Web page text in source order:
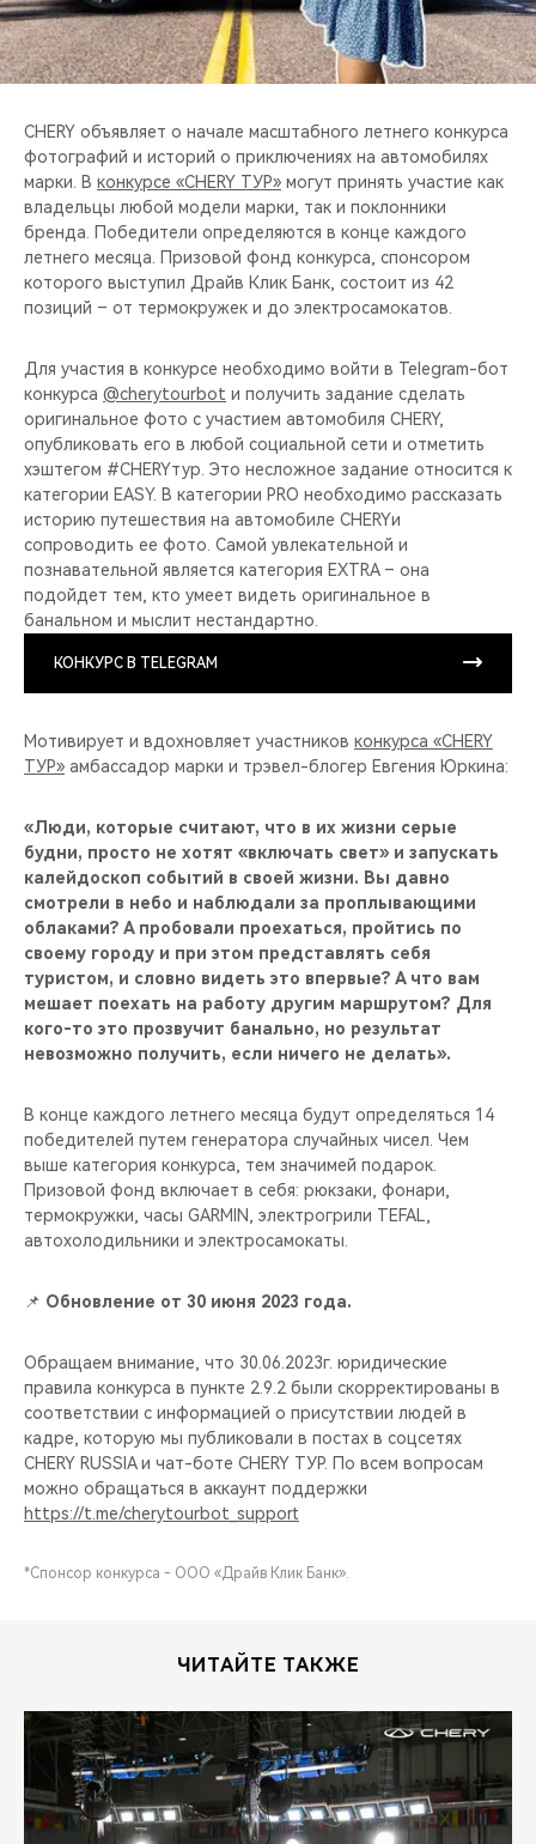
CHERY И СПОРТ
НАШИ МЕРОПРИЯТИЯ
ВИДЕООБЗОРЫ
CHERY ДЛЯ ДЕТЕЙ
CHERY объявляет о начале масштабного летнего конкурса
фотографий и историй о приключениях на автомобилях
марки. В конкурсе «CHERY ТУР» могут принять участие как
владельцы любой модели марки, так и поклонники
бренда. Победители определяются в конце каждого
летнего месяца. Призовой фонд конкурса, спонсором
которого выступил Драйв Клик Банк, состоит из 42
позиций – от термокружек и до электросамокатов.
Для участия в конкурсе необходимо войти в Telegram-бот
конкурса @cherytourbot и получить задание сделать
оригинальное фото с участием автомобиля CHERY,
опубликовать его в любой социальной сети и отметить
хэштегом #CHERYтур. Это несложное задание относится к
категории EASY. В категории PRO необходимо рассказать
историю путешествия на автомобиле CHERYи
сопроводить ее фото. Самой увлекательной и
познавательной является категория EXTRA – она
подойдет тем, кто умеет видеть оригинальное в
банальном и мыслит нестандартно.
КОНКУРС В TELEGRAM
Мотивирует и вдохновляет участников конкурса «CHERY
ТУР» амбассадор марки и трэвел-блогер Евгения Юркина:
«Люди, которые считают, что в их жизни серые
будни, просто не хотят «включать свет» и запускать
калейдоскоп событий в своей жизни. Вы давно
смотрели в небо и наблюдали за проплывающими
облаками? А пробовали проехаться, пройтись по
своему городу и при этом представлять себя
туристом, и словно видеть это впервые? А что вам
мешает поехать на работу другим маршрутом? Для
кого-то это прозвучит банально, но результат
невозможно получить, если ничего не делать».
В конце каждого летнего месяца будут определяться 14
победителей путем генератора случайных чисел. Чем
выше категория конкурса, тем значимей подарок.
Призовой фонд включает в себя: рюкзаки, фонари,
термокружки, часы GARMIN, электрогрили TEFAL,
автохолодильники и электросамокаты.
📌 Обновление от 30 июня 2023 года.
Обращаем внимание, что 30.06.2023г. юридические
правила конкурса в пункте 2.9.2 были скорректированы в
соответствии с информацией о присутствии людей в
кадре, которую мы публиковали в постах в соцсетях
CHERY RUSSIA и чат-боте CHERY ТУР. По всем вопросам
можно обращаться в аккаунт поддержки
https://t.me/cherytourbot_support
*Спонсор конкурса - ООО «Драйв Клик Банк».
ЧИТАЙТЕ ТАКЖЕ